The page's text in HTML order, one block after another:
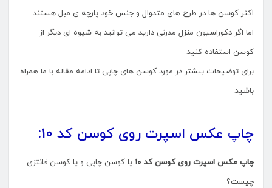
اکثر کوسن ها در طرح های متدوال و جنس خود پارچه ی مبل هستند.
اما اگر دکوراسیون منزل مدرنی دارید می توانید به شیوه ای دیگر از
کوسن استفاده کنید.
برای توضیحات بیشتر در مورد کوسن های چاپی تا ادامه مقاله با ما همراه
باشید.
چاپ عکس اسپرت روی کوسن کد ۱۰:
چاپ عکس اسپرت روی کوسن کد ۱۰
یا کوسن چاپی و یا کوسن فانتزی
چیست؟